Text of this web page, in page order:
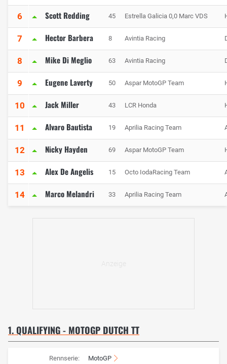
6 Scott Redding 45 Estrella Galicia 0,0 Marc VDS
7 Hector Barbera 8 Avintia Racing
8 Mike Di Meglio 63 Avintia Racing
9 Eugene Laverty 50 Aspar MotoGP Team
10 Jack Miller 43 LCR Honda
11 Alvaro Bautista 19 Aprilia Racing Team
12 Nicky Hayden 69 Aspar MotoGP Team
13 Alex De Angelis 15 Octo IodaRacing Team
14 Marco Melandri 33 Aprilia Racing Team
1. QUALIFYING - MOTOGP DUTCH TT
Rennserie: MotoGP